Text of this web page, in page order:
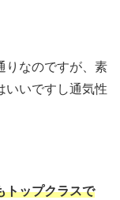
りなのですが、素
いいですし通気性
トップクラスで